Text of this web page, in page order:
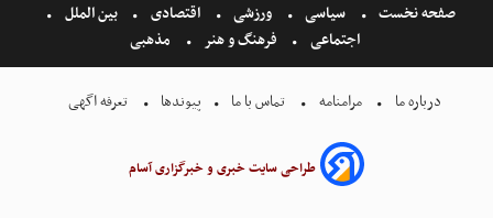
صفحه نخست سیاسی ورزشی اقتصادی
بین الملل
اجتماعی
فرهنگ و هنر مذهبی
درباره ما مرامنامه تماس با ما پیوندها تعرفه اگهی
طراحی سایت خبری و خبرگزاری آسام